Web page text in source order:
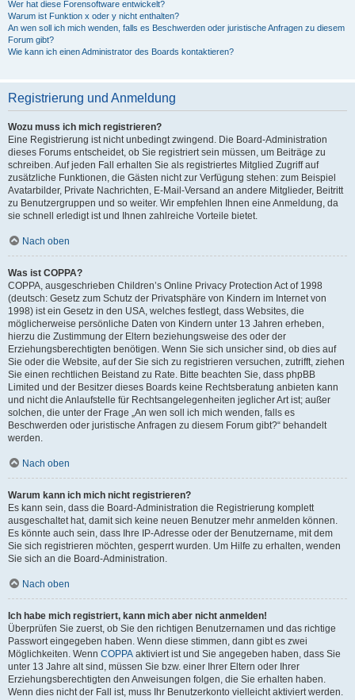
Wer hat diese Forensoftware entwickelt?
Warum ist Funktion x oder y nicht enthalten?
An wen soll ich mich wenden, falls es Beschwerden oder juristische Anfragen zu diesem
Forum gibt?
Wie kann ich einen Administrator des Boards kontaktieren?
Registrierung und Anmeldung
Wozu muss ich mich registrieren?
Eine Registrierung ist nicht unbedingt zwingend. Die Board-Administration
dieses Forums entscheidet, ob Sie registriert sein müssen, um Beiträge zu
schreiben. Auf jeden Fall erhalten Sie als registriertes Mitglied Zugriff auf
zusätzliche Funktionen, die Gästen nicht zur Verfügung stehen: zum Beispiel
Avatarbilder, Private Nachrichten, E-Mail-Versand an andere Mitglieder, Beitritt
zu Benutzergruppen und so weiter. Wir empfehlen Ihnen eine Anmeldung, da
sie schnell erledigt ist und Ihnen zahlreiche Vorteile bietet.
Nach oben
Was ist COPPA?
COPPA, ausgeschrieben Children’s Online Privacy Protection Act of 1998
(deutsch: Gesetz zum Schutz der Privatsphäre von Kindern im Internet von
1998) ist ein Gesetz in den USA, welches festlegt, dass Websites, die
möglicherweise persönliche Daten von Kindern unter 13 Jahren erheben,
hierzu die Zustimmung der Eltern beziehungsweise des oder der
Erziehungsberechtigten benötigen. Wenn Sie sich unsicher sind, ob dies auf
Sie oder die Website, auf der Sie sich zu registrieren versuchen, zutrifft, ziehen
Sie einen rechtlichen Beistand zu Rate. Bitte beachten Sie, dass phpBB
Limited und der Besitzer dieses Boards keine Rechtsberatung anbieten kann
und nicht die Anlaufstelle für Rechtsangelegenheiten jeglicher Art ist; außer
solchen, die unter der Frage „An wen soll ich mich wenden, falls es
Beschwerden oder juristische Anfragen zu diesem Forum gibt?“ behandelt
werden.
Nach oben
Warum kann ich mich nicht registrieren?
Es kann sein, dass die Board-Administration die Registrierung komplett
ausgeschaltet hat, damit sich keine neuen Benutzer mehr anmelden können.
Es könnte auch sein, dass Ihre IP-Adresse oder der Benutzername, mit dem
Sie sich registrieren möchten, gesperrt wurden. Um Hilfe zu erhalten, wenden
Sie sich an die Board-Administration.
Nach oben
Ich habe mich registriert, kann mich aber nicht anmelden!
Überprüfen Sie zuerst, ob Sie den richtigen Benutzernamen und das richtige
Passwort eingegeben haben. Wenn diese stimmen, dann gibt es zwei
Möglichkeiten. Wenn COPPA aktiviert ist und Sie angegeben haben, dass Sie
unter 13 Jahre alt sind, müssen Sie bzw. einer Ihrer Eltern oder Ihrer
Erziehungsberechtigten den Anweisungen folgen, die Sie erhalten haben.
Wenn dies nicht der Fall ist, muss Ihr Benutzerkonto vielleicht aktiviert werden.